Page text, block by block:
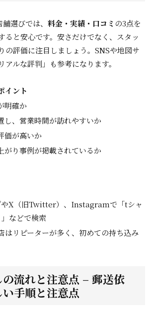
選びでは、 料金・実績・口コミ の3点を
ると安心です。安さだけでなく、スタッ
の評価に注目しましょう。SNSや地図サ
アルな評判」も参考になります。
イント
明確か
し、営業時間が訪れやすいか
価が高いか
がり事例が掲載されているか
X（旧Twitter）、Instagramで「tシャ
などで検索
はリピーターが多く、初めての持ち込み
流れと注意点 – 郵送依
手順と注意点